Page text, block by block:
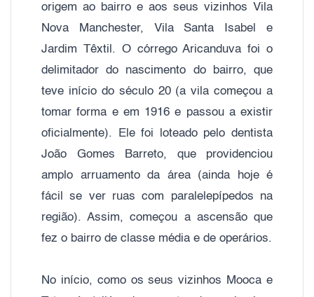
origem ao bairro e aos seus vizinhos Vila
Nova Manchester, Vila Santa Isabel e
Jardim Têxtil. O córrego Aricanduva foi o
delimitador do nascimento do bairro, que
teve início do século 20 (a vila começou a
tomar forma e em 1916 e passou a existir
oficialmente). Ele foi loteado pelo dentista
João Gomes Barreto, que providenciou
amplo arruamento da área (ainda hoje é
fácil se ver ruas com paralelepípedos na
região). Assim, começou a ascensão que
fez o bairro de classe média e de operários.
No início, como os seus vizinhos Mooca e